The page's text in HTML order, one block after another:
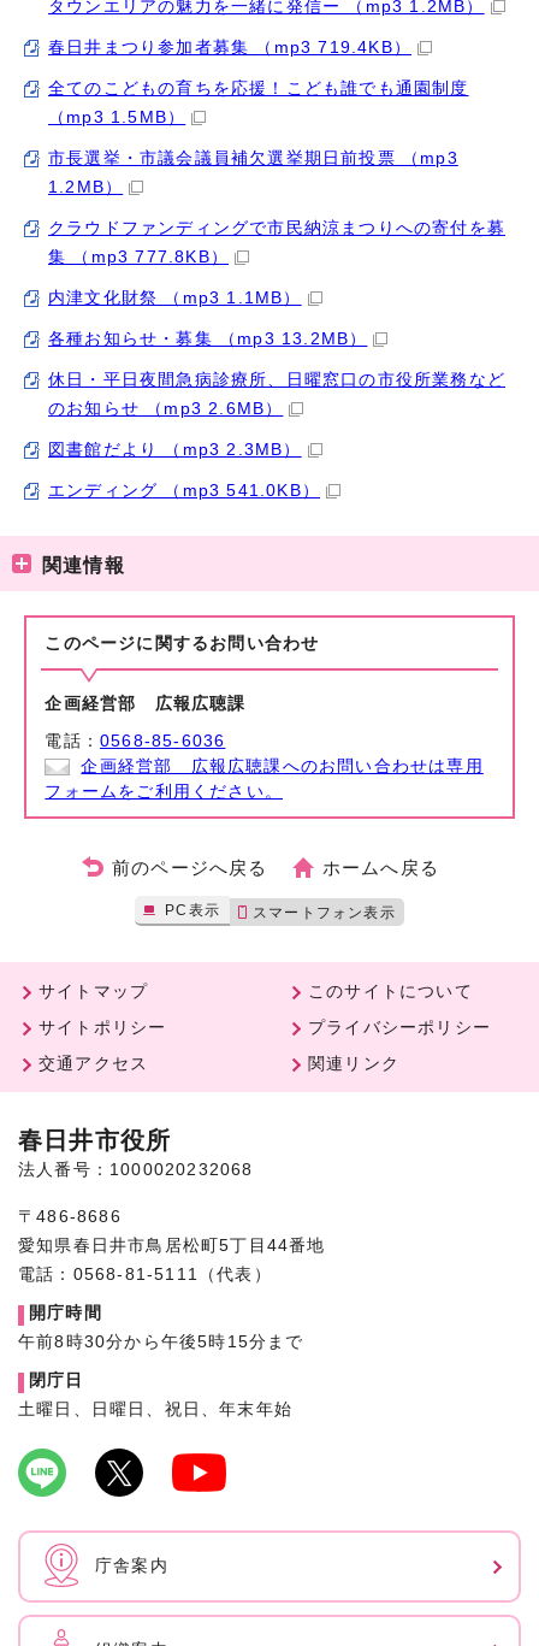
タウンエリアの魅力を一緒に発信ー （mp3 1.2MB）
春日井まつり参加者募集 （mp3 719.4KB）
全てのこどもの育ちを応援！こども誰でも通園制度
（mp3 1.5MB）
市長選挙・市議会議員補欠選挙期日前投票 （mp3
1.2MB）
クラウドファンディングで市民納涼まつりへの寄付を募
集 （mp3 777.8KB）
内津文化財祭 （mp3 1.1MB）
各種お知らせ・募集 （mp3 13.2MB）
休日・平日夜間急病診療所、日曜窓口の市役所業務など
のお知らせ （mp3 2.6MB）
図書館だより （mp3 2.3MB）
エンディング （mp3 541.0KB）
関連情報
このページに関する お問い合わせ
企画経営部 広報広聴課
電話：0568-85-6036
企画経営部 広報広聴課へのお問い合わせは専用
フォームをご利用ください。
前のページへ戻る ホームへ戻る
PC表示 スマートフォン表示
サイトマップ
このサイトについて
サイトポリシー
プライバシーポリシー
交通アクセス
関連リンク
春日井市役所
法人番号：1000020232068
〒486-8686
愛知県春日井市鳥居松町5丁目44番地
電話：0568-81-5111（代表）
開庁時間
午前8時30分から午後5時15分まで
閉庁日
土曜日、日曜日、祝日、年末年始
庁舎案内